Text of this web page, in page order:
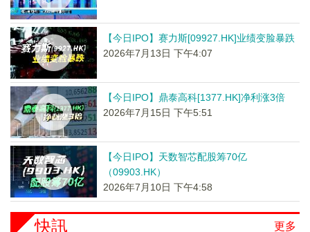
【今日IPO】赛力斯[09927.HK]业绩变脸暴跌
2026年7月13日 下午4:07
【今日IPO】鼎泰高科[1377.HK]净利涨3倍
2026年7月15日 下午5:51
【今日IPO】天数智芯配股筹70亿
（09903.HK）
2026年7月10日 下午4:58
更多
快訊